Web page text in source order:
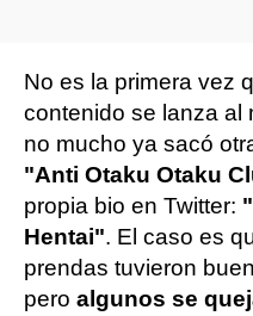
No es la primera vez
contenido se lanza al
no mucho ya sacó
"Anti Otaku Otaku
propia bio en Twitter:
Hentai". El caso es
prendas tuvieron
pero algunos se